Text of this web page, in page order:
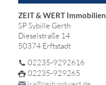
ZEIT & WERT Immobilien
SP Sybille Gerth
Dieselstraße 14
50374 Erftstadt
02235-9292616
02235-929265